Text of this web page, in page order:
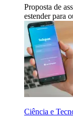
Proposta de
estender para
Ciência e